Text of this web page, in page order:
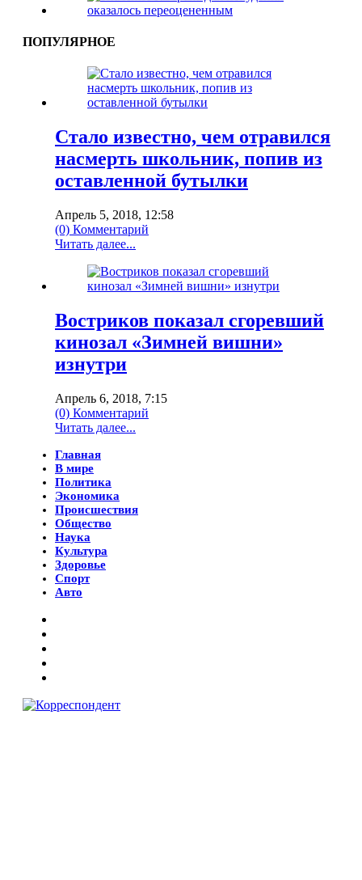
ПОПУЛЯРНОЕ
Стало известно, чем отравился
насмерть школьник, попив из
оставленной бутылки
Апрель 5, 2018, 12:58
(0) Комментарий
Читать далее...
Востриков показал сгоревший
кинозал «Зимней вишни»
изнутри
Апрель 6, 2018, 7:15
(0) Комментарий
Читать далее...
Главная
В мире
Политика
Экономика
Происшествия
Общество
Наука
Культура
Здоровье
Спорт
Авто